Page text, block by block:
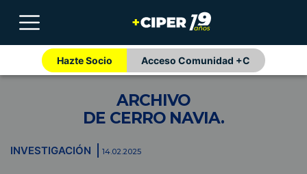
Hazte Socio Acceso Comunidad +C
ARCHIVO
DE CERRO NAVIA.
INVESTIGACIÓN 14.02.2025